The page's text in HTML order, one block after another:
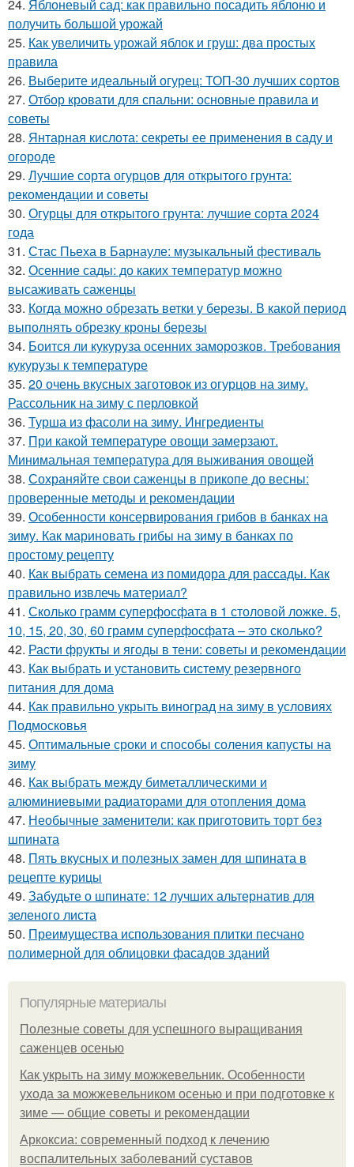
24. Яблоневый сад: как правильно посадить яблоню и
получить большой урожай
25. Как увеличить урожай яблок и груш: два простых
правила
26. Выберите идеальный огурец: ТОП-30 лучших сортов
27. Отбор кровати для спальни: основные правила и
советы
28. Янтарная кислота: секреты ее применения в саду и
огороде
29. Лучшие сорта огурцов для открытого грунта:
рекомендации и советы
30. Огурцы для открытого грунта: лучшие сорта 2024
года
31. Стас Пьеха в Барнауле: музыкальный фестиваль
32. Осенние сады: до каких температур можно
высаживать саженцы
33. Когда можно обрезать ветки у березы. В какой период
выполнять обрезку кроны березы
34. Боится ли кукуруза осенних заморозков. Требования
кукурузы к температуре
35. 20 очень вкусных заготовок из огурцов на зиму.
Рассольник на зиму с перловкой
36. Турша из фасоли на зиму. Ингредиенты
37. При какой температуре овощи замерзают.
Минимальная температура для выживания овощей
38. Сохраняйте свои саженцы в прикопе до весны:
проверенные методы и рекомендации
39. Особенности консервирования грибов в банках на
зиму. Как мариновать грибы на зиму в банках по
простому рецепту
40. Как выбрать семена из помидора для рассады. Как
правильно извлечь материал?
41. Сколько грамм суперфосфата в 1 столовой ложке. 5,
10, 15, 20, 30, 60 грамм суперфосфата – это сколько?
42. Расти фрукты и ягоды в тени: советы и рекомендации
43. Как выбрать и установить систему резервного
питания для дома
44. Как правильно укрыть виноград на зиму в условиях
Подмосковья
45. Оптимальные сроки и способы соления капусты на
зиму
46. Как выбрать между биметаллическими и
алюминиевыми радиаторами для отопления дома
47. Необычные заменители: как приготовить торт без
шпината
48. Пять вкусных и полезных замен для шпината в
рецепте курицы
49. Забудьте о шпинате: 12 лучших альтернатив для
зеленого листа
50. Преимущества использования плитки песчано
полимерной для облицовки фасадов зданий
Популярные материалы
Полезные советы для успешного выращивания
саженцев осенью
Как укрыть на зиму можжевельник. Особенности
ухода за можжевельником осенью и при подготовке к
зиме — общие советы и рекомендации
Аркоксиа: современный подход к лечению
воспалительных заболеваний суставов